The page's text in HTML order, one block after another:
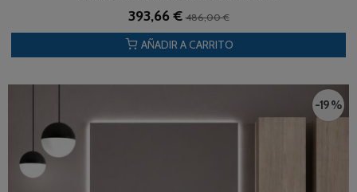
393,66 €486,00 €
AÑADIR A CARRITO
-19 %